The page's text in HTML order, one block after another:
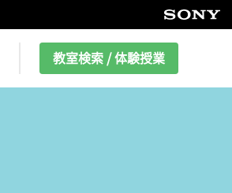
教室検索 / 体験授業